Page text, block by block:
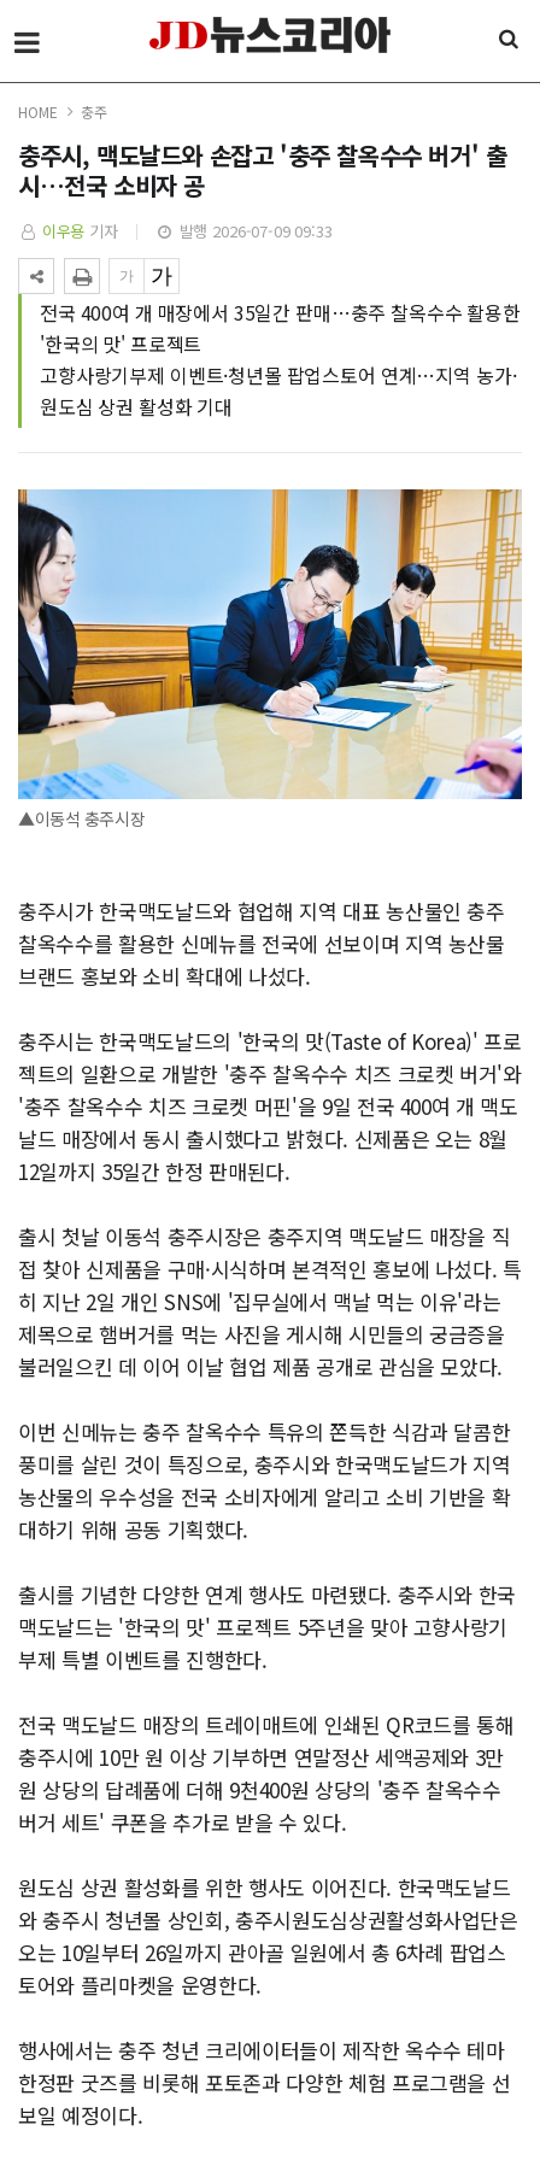
HOME 충주
충주시, 맥도날드와 손잡고 '충주 찰옥수수 버거' 출
시…전국 소비자 공
이우용 기자 발행 2026-07-09 09:33
전국 400여 개 매장에서 35일간 판매…충주 찰옥수수 활용한
'한국의 맛' 프로젝트
고향사랑기부제 이벤트·청년몰 팝업스토어 연계…지역 농가·
원도심 상권 활성화 기대
▲이동석 충주시장
충주시가 한국맥도날드와 협업해 지역 대표 농산물인 충주
찰옥수수를 활용한 신메뉴를 전국에 선보이며 지역 농산물
브랜드 홍보와 소비 확대에 나섰다.
충주시는 한국맥도날드의 '한국의 맛(Taste of Korea)' 프로
젝트의 일환으로 개발한 '충주 찰옥수수 치즈 크로켓 버거'와
'충주 찰옥수수 치즈 크로켓 머핀'을 9일 전국 400여 개 맥도
날드 매장에서 동시 출시했다고 밝혔다. 신제품은 오는 8월
12일까지 35일간 한정 판매된다.
출시 첫날 이동석 충주시장은 충주지역 맥도날드 매장을 직
접 찾아 신제품을 구매·시식하며 본격적인 홍보에 나섰다. 특
히 지난 2일 개인 SNS에 '집무실에서 맥날 먹는 이유'라는
제목으로 햄버거를 먹는 사진을 게시해 시민들의 궁금증을
불러일으킨 데 이어 이날 협업 제품 공개로 관심을 모았다.
이번 신메뉴는 충주 찰옥수수 특유의 쫀득한 식감과 달콤한
풍미를 살린 것이 특징으로, 충주시와 한국맥도날드가 지역
농산물의 우수성을 전국 소비자에게 알리고 소비 기반을 확
대하기 위해 공동 기획했다.
출시를 기념한 다양한 연계 행사도 마련됐다. 충주시와 한국
맥도날드는 '한국의 맛' 프로젝트 5주년을 맞아 고향사랑기
부제 특별 이벤트를 진행한다.
전국 맥도날드 매장의 트레이매트에 인쇄된 QR코드를 통해
충주시에 10만 원 이상 기부하면 연말정산 세액공제와 3만
원 상당의 답례품에 더해 9천400원 상당의 '충주 찰옥수수
버거 세트' 쿠폰을 추가로 받을 수 있다.
원도심 상권 활성화를 위한 행사도 이어진다. 한국맥도날드
와 충주시 청년몰 상인회, 충주시원도심상권활성화사업단은
오는 10일부터 26일까지 관아골 일원에서 총 6차례 팝업스
토어와 플리마켓을 운영한다.
행사에서는 충주 청년 크리에이터들이 제작한 옥수수 테마
한정판 굿즈를 비롯해 포토존과 다양한 체험 프로그램을 선
보일 예정이다.